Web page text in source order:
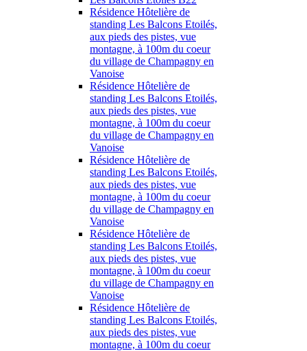
Résidence Hôtelière de
standing Les Balcons Etoilés,
aux pieds des pistes, vue
montagne, à 100m du coeur
du village de Champagny en
Vanoise
Résidence Hôtelière de
standing Les Balcons Etoilés,
aux pieds des pistes, vue
montagne, à 100m du coeur
du village de Champagny en
Vanoise
Résidence Hôtelière de
standing Les Balcons Etoilés,
aux pieds des pistes, vue
montagne, à 100m du coeur
du village de Champagny en
Vanoise
Résidence Hôtelière de
standing Les Balcons Etoilés,
aux pieds des pistes, vue
montagne, à 100m du coeur
du village de Champagny en
Vanoise
Résidence Hôtelière de
standing Les Balcons Etoilés,
aux pieds des pistes, vue
montagne, à 100m du coeur